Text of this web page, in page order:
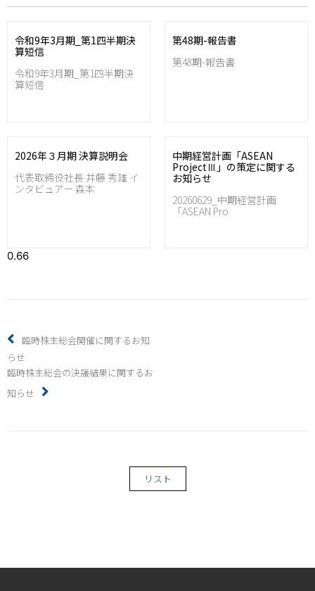
令和9年3月期_第1四半期決
算短信
令和9年3月期_第1四半期決
算短信
第48期-報告書
第48期-報告書
2026年３月期 決算説明会
代表取締役社長 井藤 秀雄 イ
ンタビュアー 森本
中期経営計画「ASEAN
ProjectⅢ」の策定に関する
お知らせ
20260629_中期経営計画
「ASEAN Pro
臨時株主総会開催に関するお知
らせ
臨時株主総会の決議結果に関するお
知らせ
リスト